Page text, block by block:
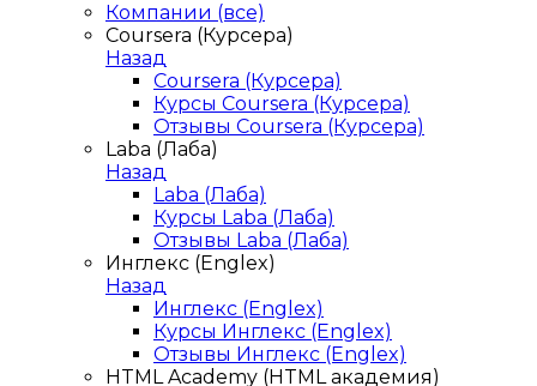
Компании (все)
Coursera (Курсера)
Назад
Coursera (Курсера)
Курсы Coursera (Курсера)
Отзывы Coursera (Курсера)
Laba (Лаба)
Назад
Laba (Лаба)
Курсы Laba (Лаба)
Отзывы Laba (Лаба)
Инглекс (Englex)
Назад
Инглекс (Englex)
Курсы Инглекс (Englex)
Отзывы Инглекс (Englex)
HTML Academy (HTML академия)